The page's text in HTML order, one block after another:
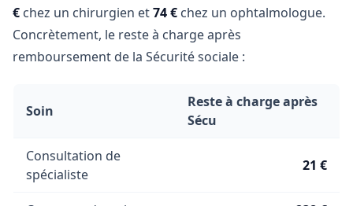
€ chez un chirurgien et74 € chez un ophtalmologue.
Concrètement, le reste à charge après
remboursement de la Sécurité sociale :
Soin
Reste à charge après
Sécu
Consultation de
spécialiste
21 €